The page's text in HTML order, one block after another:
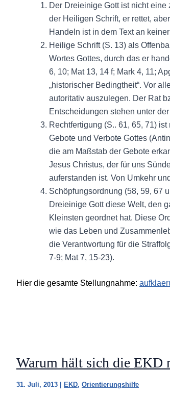
Der Dreieinige Gott ist nicht
der Heiligen Schrift, er rettet,
Handeln ist in dem Text an
Heilige Schrift (S. 13) als
Wortes Gottes, durch das er
6, 10; Mat 13, 14 f; Mark 4, 11;
„historischer Bedingtheit“. Vor
autoritativ auszulegen. Der Rat
Entscheidungen stehen unter
Rechtfertigung (S.. 61, 65, 71)
Gebote und Verbote Gottes
die am Maßstab der Gebote
Jesus Christus, der für uns
auferstanden ist. Von Umkehr
Schöpfungsordnung (58, 59, 67
Dreieinige Gott diese Welt, den
Kleinsten geordnet hat. Diese
wie das Leben und
die Verantwortung für die
7-9; Mat 7, 15-23).
Hier die gesamte Stellungnahme:
Warum hält sich die EKD
31. Juli, 2013 EKD, Orientierungshilfe